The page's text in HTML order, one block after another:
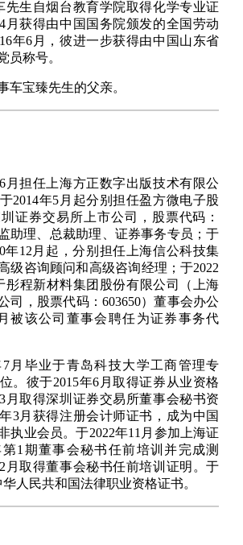
先生自烟台教育学院取得化学专业证
月获得由中国国务院颁发的全国劳动
年6月，彼进一步获得由中国山东省
员称号。
车宝臻先生的父亲。
月担任上海方正数字出版技术有限公
2014年5月起分别担任盈方微电子股
证券交易所上市公司，股票代码：
助理、总裁助理、证券事务专员；于
年12月起，分别担任上海信公科技集
级咨询顾问和高级咨询经理；于2022
彤程新材料集团股份有限公司（上海
司，股票代码：603650）董事会办公
被该公司董事会聘任为证券事务代
7月毕业于青岛科技大学工商管理专
。彼于2015年6月取得证券从业资格
月取得深圳证券交易所董事会秘书资
3月获得注册会计师证书，成为中国
执业会员。于2022年11月参加上海证
第1期董事会秘书任前培训并完成测
月取得董事会秘书任前培训证明。于
人民共和国法律职业资格证书。